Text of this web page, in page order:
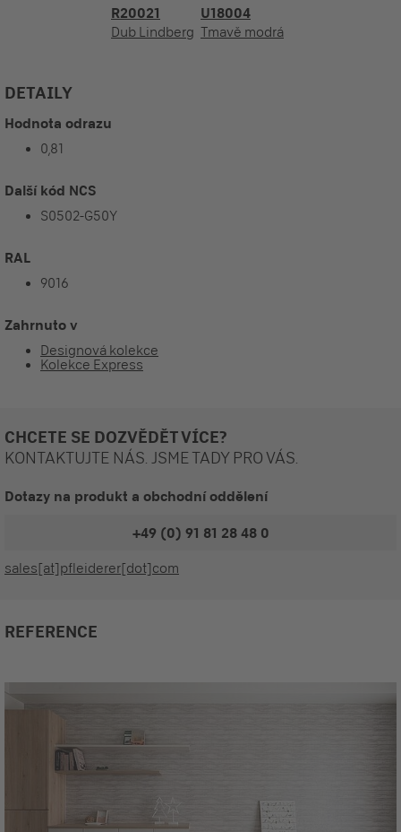
R20021
Dub Lindberg
U18004
Tmavě modrá
DETAILY
Hodnota odrazu
0,81
Další kód NCS
S0502-G50Y
RAL
9016
Zahrnuto v
Designová kolekce
Kolekce Express
CHCETE SE DOZVĚDĚT VÍCE?
KONTAKTUJTE NÁS. JSME TADY PRO VÁS.
Dotazy na produkt a obchodní oddělení
+49 (0) 91 81 28 48 0
sales[at]pfleiderer[dot]com
REFERENCE